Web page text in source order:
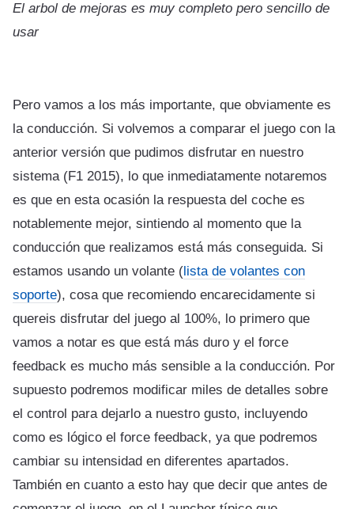
El arbol de mejoras es muy completo pero sencillo de
usar
Pero vamos a los más importante, que obviamente es
la conducción. Si volvemos a comparar el juego con la
anterior versión que pudimos disfrutar en nuestro
sistema (F1 2015), lo que inmediatamente notaremos
es que en esta ocasión la respuesta del coche es
notablemente mejor, sintiendo al momento que la
conducción que realizamos está más conseguida. Si
estamos usando un volante (lista de volantes con
soporte), cosa que recomiendo encarecidamente si
quereis disfrutar del juego al 100%, lo primero que
vamos a notar es que está más duro y el force
feedback es mucho más sensible a la conducción. Por
supuesto podremos modificar miles de detalles sobre
el control para dejarlo a nuestro gusto, incluyendo
como es lógico el force feedback, ya que podremos
cambiar su intensidad en diferentes apartados.
También en cuanto a esto hay que decir que antes de